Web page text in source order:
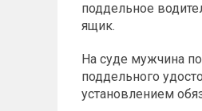
поддельное
ящик.
На суде мужчина
поддельного
установлением